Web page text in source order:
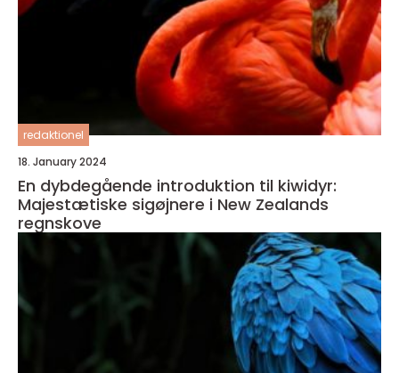
redaktionel
18. January 2024
En dybdegående introduktion til kiwidyr:
Majestætiske sigøjnere i New Zealands
regnskove